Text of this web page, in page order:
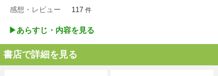
感想・レビュー 117 件
▶︎あらすじ・内容を見る
書店で詳細を見る